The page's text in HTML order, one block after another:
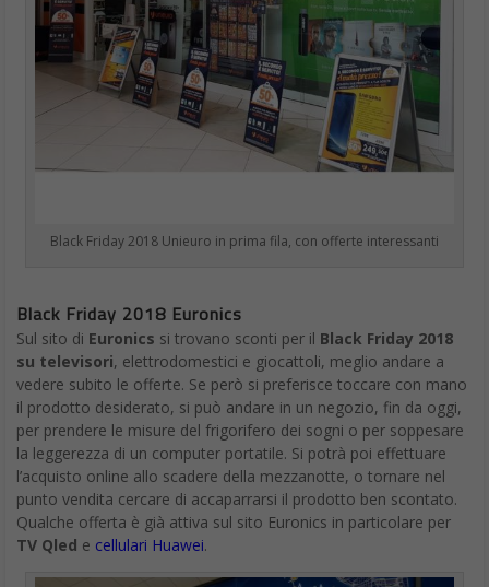
Black Friday 2018 Unieuro in prima fila, con offerte interessanti
Black Friday 2018 Euronics
Sul sito di Euronics si trovano sconti per il Black Friday 2018
su televisori, elettrodomestici e giocattoli, meglio andare a
vedere subito le offerte. Se però si preferisce toccare con mano
il prodotto desiderato, si può andare in un negozio, fin da oggi,
per prendere le misure del frigorifero dei sogni o per soppesare
la leggerezza di un computer portatile. Si potrà poi effettuare
l’acquisto online allo scadere della mezzanotte, o tornare nel
punto vendita cercare di accaparrarsi il prodotto ben scontato.
Qualche offerta è già attiva sul sito Euronics in particolare per
TV Qled e cellulari Huawei.